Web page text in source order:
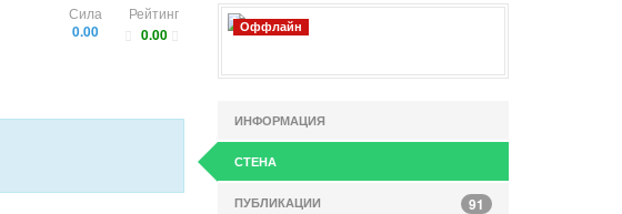
Рейтинг
0.00
Сила
0.00
Оффлайн
ИНФОРМАЦИЯ
СТЕНА
ПУБЛИКАЦИИ 91